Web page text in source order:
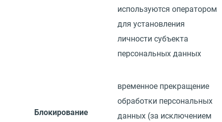
используются оператором
для установления
личности субъекта
персональных данных
Блокирование
временное прекращение
обработки персональных
данных (за исключением